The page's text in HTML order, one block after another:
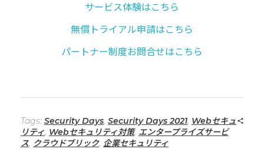
サービス体験はこちら
無償トライアル申請はこちら
パートナー制度お問合せはこちら
Tags: Security Days, Security Days 2021, Webセキュ
リティ, Webセキュリティ対策, エンタープライズサービ
ス, クラウドブリック, 企業セキュリティ